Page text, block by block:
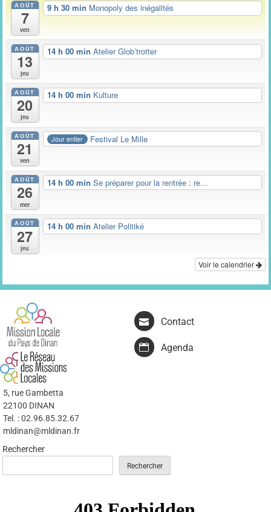
AOÛT
7
ven
9 h 30 min Monopoly des inégalités
AOÛT
13
jeu
14 h 00 min Atelier Glob’trotter
AOÛT
20
jeu
14 h 00 min Kulture
AOÛT
21
ven
Jour entier Festival Le Mille
AOÛT
26
mer
14 h 00 min Se préparer pour la rentrée : re...
AOÛT
27
jeu
14 h 00 min Atelier Politiké
Voir le calendrier
5, rue Gambetta
22100 DINAN
Tel. : 02.96.85.32.67
mldinan@mldinan.fr
Contact
Agenda
Rechercher
Rechercher